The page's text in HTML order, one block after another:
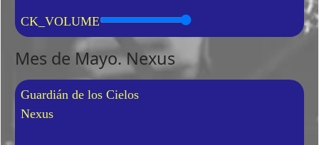
CK_VOLUME
Mes de Mayo. Nexus
Guardián de los Cielos
Nexus